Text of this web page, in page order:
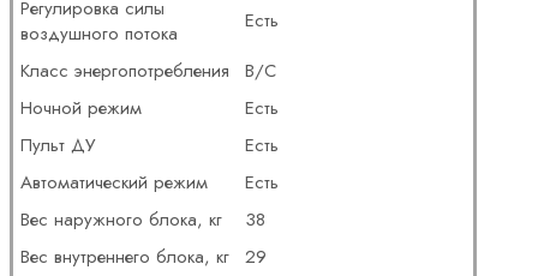
Регулировка силы
воздушного потока
Есть
Класс энергопотребления
B/C
Ночной режим
Есть
Пульт ДУ
Есть
Автоматический режим
Есть
Вес наружного блока, кг
38
Вес внутреннего блока, кг
29